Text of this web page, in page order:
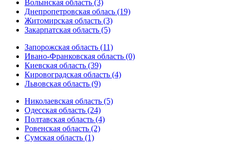
Волынская область (3)
Днепропетровская облась (19)
Житомирская область (3)
Закарпатская область (5)
Запорожская область (11)
Ивано-Франковская область (0)
Киевская область (39)
Кировоградская область (4)
Львовская область (9)
Николаевская область (5)
Одесская область (24)
Полтавская область (4)
Ровенская область (2)
Сумская область (1)